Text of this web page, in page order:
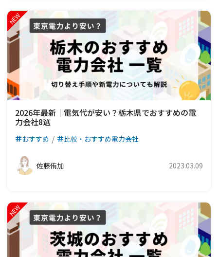
2026年最新｜電気代が安い？栃木県でおすすめの電
力会社8選
おすすめ 比較・おすすめ電力会社
佐藤侑加 2023.03.09